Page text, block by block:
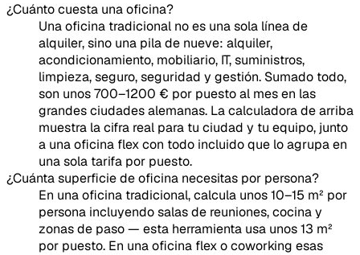
¿Cuánto cuesta una oficina?
Una oficina tradicional no es una sola línea de
alquiler, sino una pila de nueve: alquiler,
acondicionamiento, mobiliario, IT, suministros,
limpieza, seguro, seguridad y gestión. Sumado todo,
son unos 700–1200 € por puesto al mes en las
grandes ciudades alemanas. La calculadora de arriba
muestra la cifra real para tu ciudad y tu equipo, junto
a una oficina flex con todo incluido que lo agrupa en
una sola tarifa por puesto.
¿Cuánta superficie de oficina necesitas por persona?
En una oficina tradicional, calcula unos 10–15 m² por
persona incluyendo salas de reuniones, cocina y
zonas de paso — esta herramienta usa unos 13 m²
por puesto. En una oficina flex o coworking esas